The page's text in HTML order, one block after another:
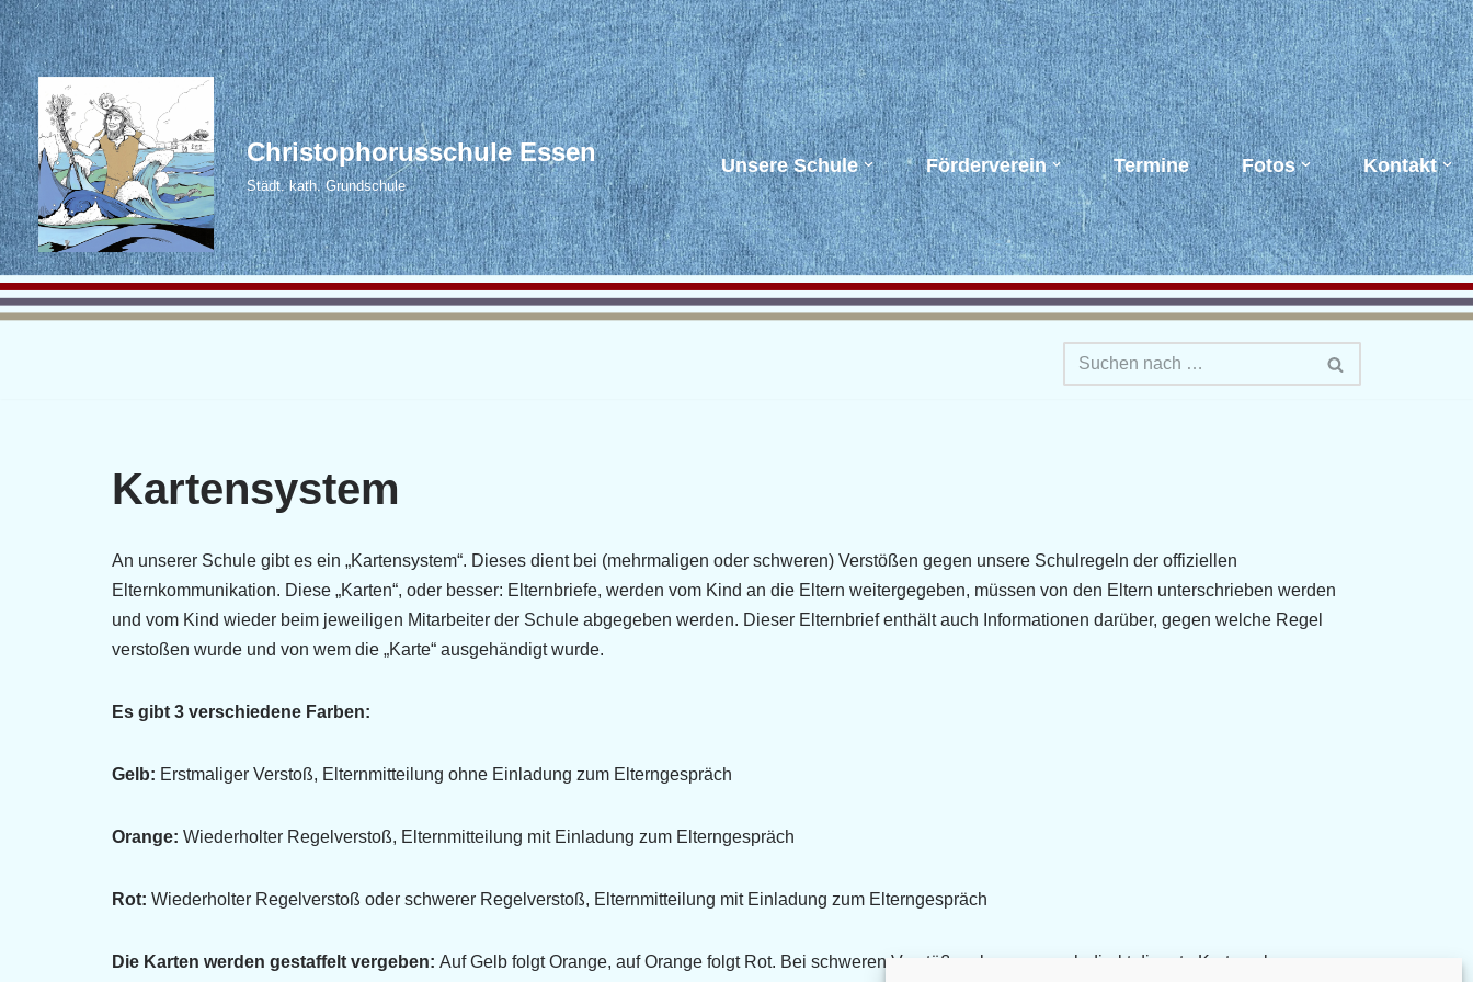
Zum
Inhalt
springen
Christophorusschule Essen
Städt. kath. Grundschule
Unsere Schule Förderverein Termine Fotos Kontakt
Kartensystem
An unserer Schule gibt es ein „Kartensystem“. Dieses dient bei (mehrmaligen oder schweren) Verstößen gegen unsere Schulregeln der offiziellen
Elternkommunikation. Diese „Karten“, oder besser: Elternbriefe, werden vom Kind an die Eltern weitergegeben, müssen von den Eltern unterschrieben werden
und vom Kind wieder beim jeweiligen Mitarbeiter der Schule abgegeben werden. Dieser Elternbrief enthält auch Informationen darüber, gegen welche Regel
verstoßen wurde und von wem die „Karte“ ausgehändigt wurde.
Es gibt 3 verschiedene Farben:
Gelb: Erstmaliger Verstoß, Elternmitteilung ohne Einladung zum Elterngespräch
Orange: Wiederholter Regelverstoß, Elternmitteilung mit Einladung zum Elterngespräch
Rot: Wiederholter Regelverstoß oder schwerer Regelverstoß, Elternmitteilung mit Einladung zum Elterngespräch
Die Karten werden gestaffelt vergeben: Auf Gelb folgt Orange, auf Orange folgt Rot. Bei schweren Verstößen, kann es auch direkt die rote Karte geben.